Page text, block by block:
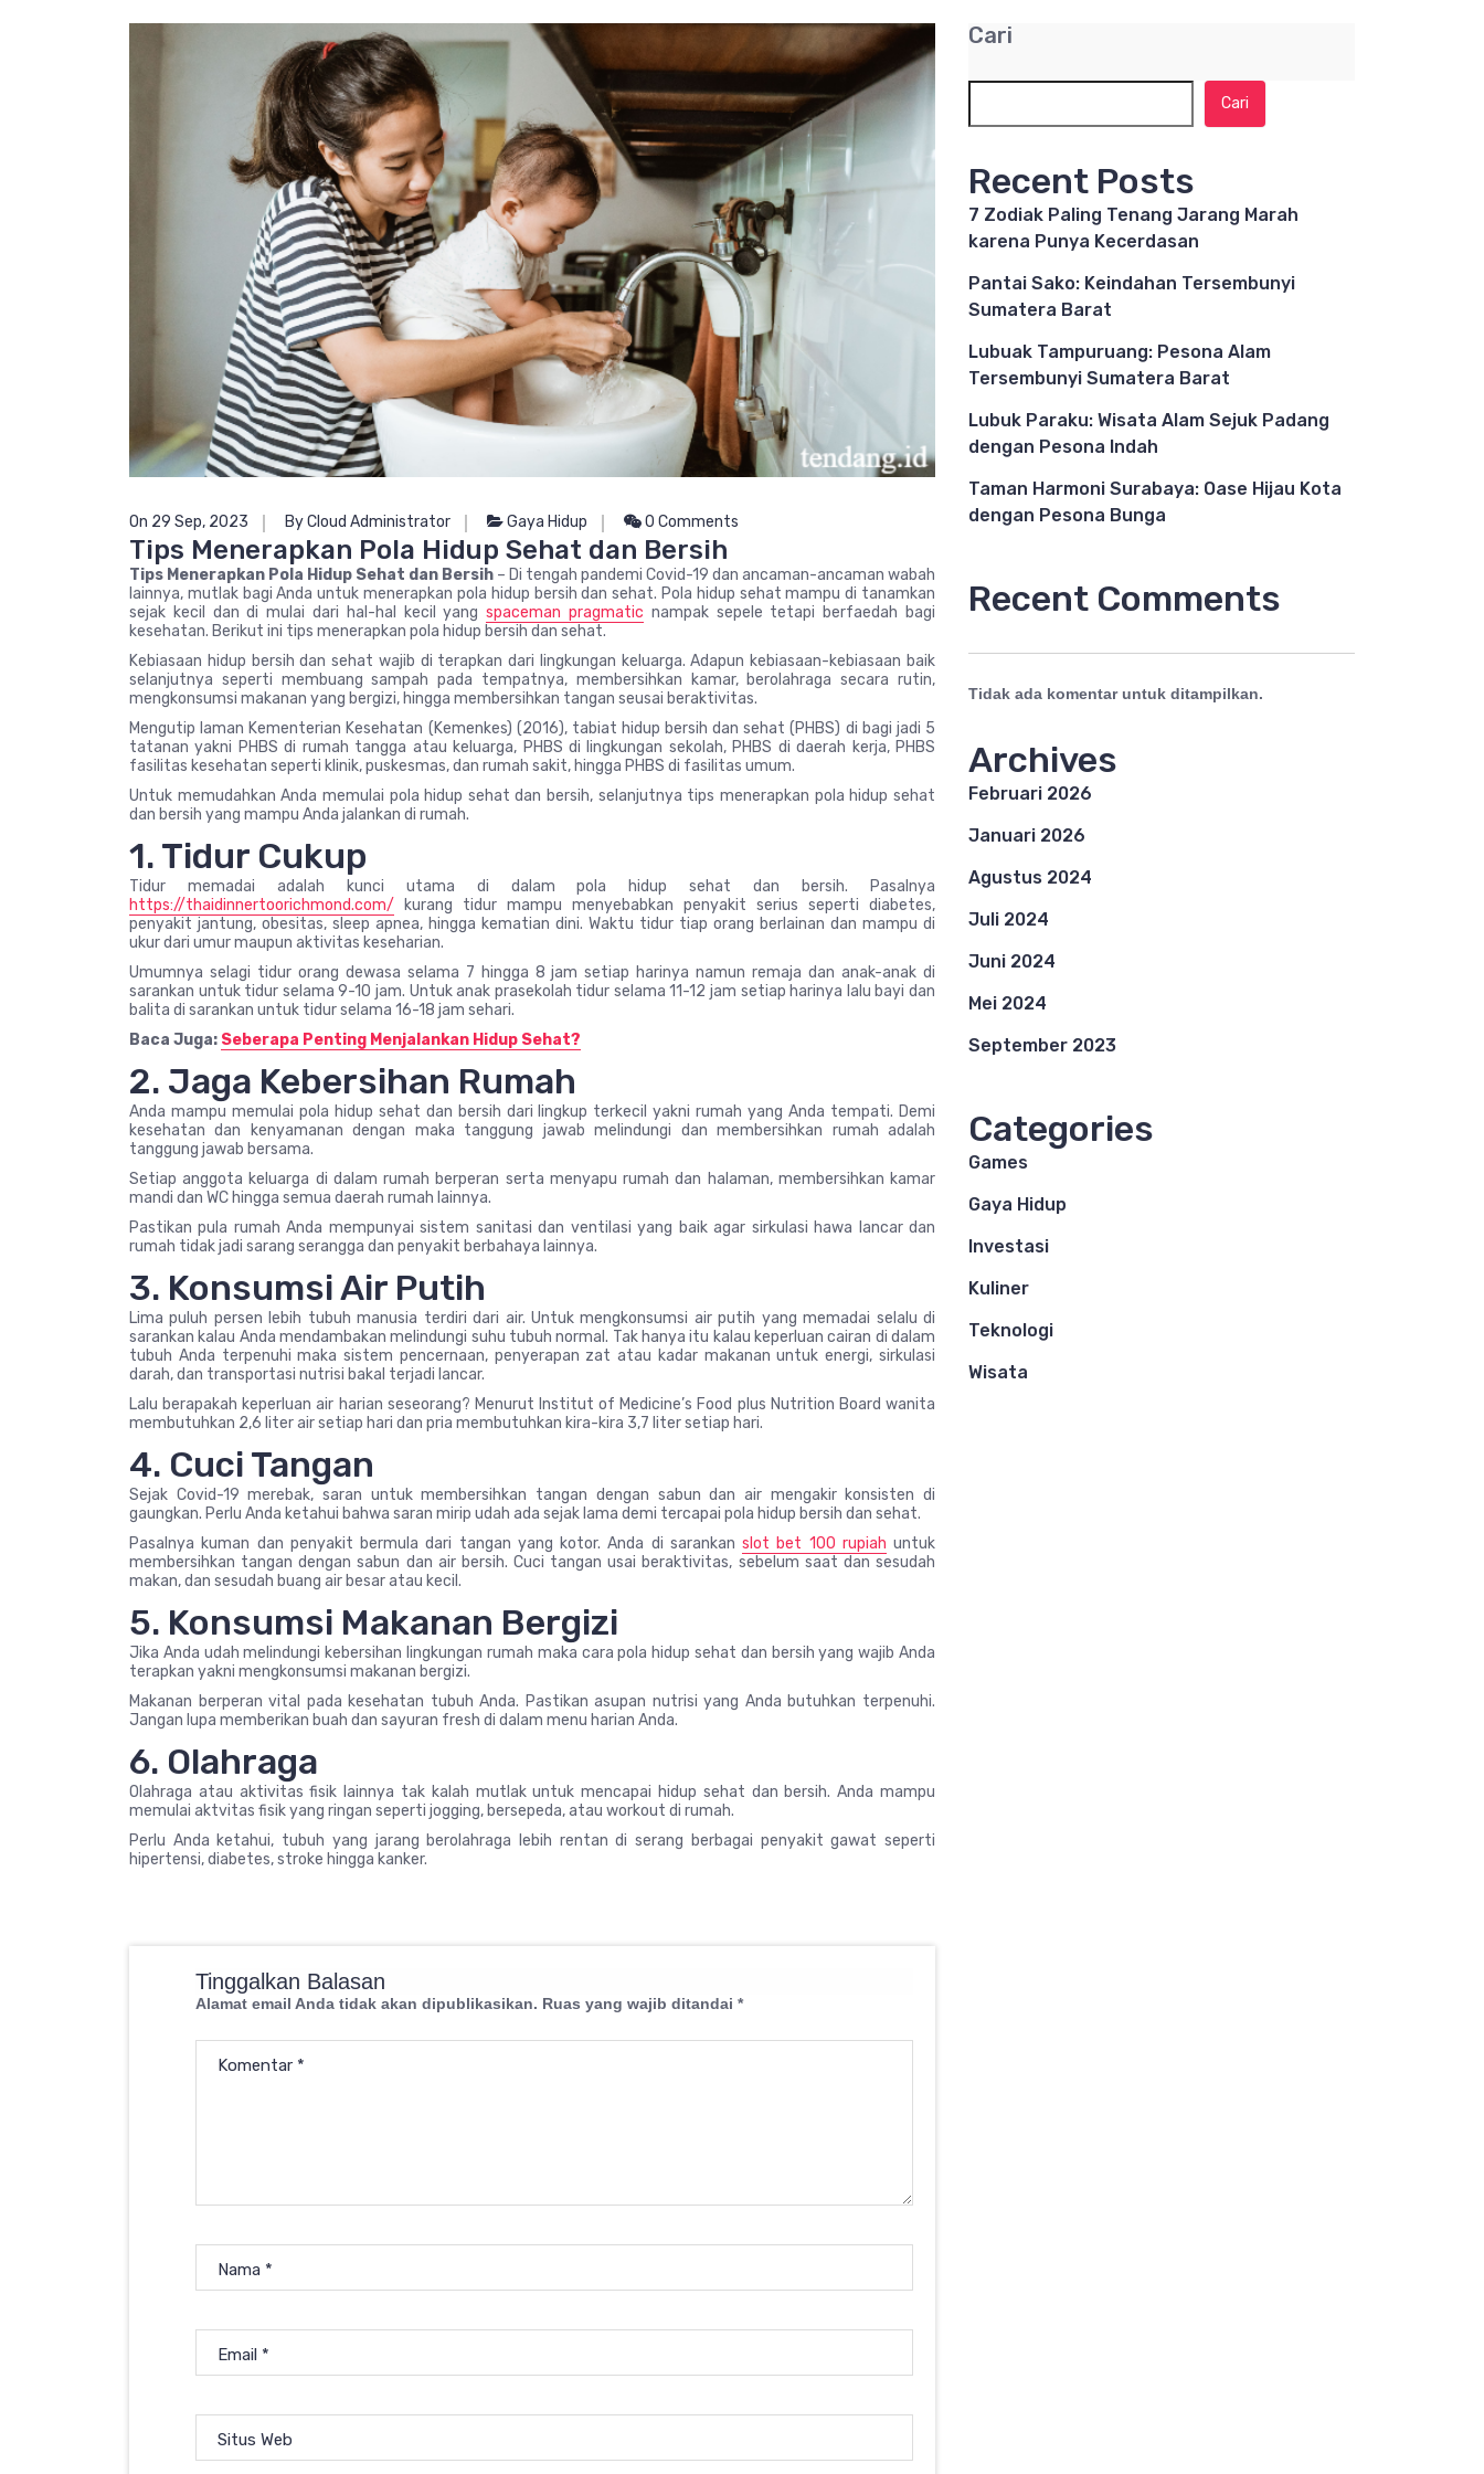
On 29 Sep, 2023 By Cloud Administrator Gaya Hidup 0 Comments
Tips Menerapkan Pola Hidup Sehat dan Bersih
Tips Menerapkan Pola Hidup Sehat dan Bersih – Di tengah pandemi Covid-19 dan ancaman-ancaman wabah
lainnya, mutlak bagi Anda untuk menerapkan pola hidup bersih dan sehat. Pola hidup sehat mampu di tanamkan
sejak kecil dan di mulai dari hal-hal kecil yangspaceman pragmatic nampak sepele tetapi berfaedah bagi
kesehatan. Berikut ini tips menerapkan pola hidup bersih dan sehat.
Kebiasaan hidup bersih dan sehat wajib di terapkan dari lingkungan keluarga. Adapun kebiasaan-kebiasaan baik
selanjutnya seperti membuang sampah pada tempatnya, membersihkan kamar, berolahraga secara rutin,
mengkonsumsi makanan yang bergizi, hingga membersihkan tangan seusai beraktivitas.
Mengutip laman Kementerian Kesehatan (Kemenkes) (2016), tabiat hidup bersih dan sehat (PHBS) di bagi jadi 5
tatanan yakni PHBS di rumah tangga atau keluarga, PHBS di lingkungan sekolah, PHBS di daerah kerja, PHBS
fasilitas kesehatan seperti klinik, puskesmas, dan rumah sakit, hingga PHBS di fasilitas umum.
Untuk memudahkan Anda memulai pola hidup sehat dan bersih, selanjutnya tips menerapkan pola hidup sehat
dan bersih yang mampu Anda jalankan di rumah.
1. Tidur Cukup
Tidur memadai adalah kunci utama di dalam pola hidup sehat dan bersih. Pasalnya
https://thaidinnertoorichmond.com/ kurang tidur mampu menyebabkan penyakit serius seperti diabetes,
penyakit jantung, obesitas, sleep apnea, hingga kematian dini. Waktu tidur tiap orang berlainan dan mampu di
ukur dari umur maupun aktivitas keseharian.
Umumnya selagi tidur orang dewasa selama 7 hingga 8 jam setiap harinya namun remaja dan anak-anak di
sarankan untuk tidur selama 9-10 jam. Untuk anak prasekolah tidur selama 11-12 jam setiap harinya lalu bayi dan
balita di sarankan untuk tidur selama 16-18 jam sehari.
Baca Juga: Seberapa Penting Menjalankan Hidup Sehat?
2. Jaga Kebersihan Rumah
Anda mampu memulai pola hidup sehat dan bersih dari lingkup terkecil yakni rumah yang Anda tempati. Demi
kesehatan dan kenyamanan dengan maka tanggung jawab melindungi dan membersihkan rumah adalah
tanggung jawab bersama.
Setiap anggota keluarga di dalam rumah berperan serta menyapu rumah dan halaman, membersihkan kamar
mandi dan WC hingga semua daerah rumah lainnya.
Pastikan pula rumah Anda mempunyai sistem sanitasi dan ventilasi yang baik agar sirkulasi hawa lancar dan
rumah tidak jadi sarang serangga dan penyakit berbahaya lainnya.
3. Konsumsi Air Putih
Lima puluh persen lebih tubuh manusia terdiri dari air. Untuk mengkonsumsi air putih yang memadai selalu di
sarankan kalau Anda mendambakan melindungi suhu tubuh normal. Tak hanya itu kalau keperluan cairan di dalam
tubuh Anda terpenuhi maka sistem pencernaan, penyerapan zat atau kadar makanan untuk energi, sirkulasi
darah, dan transportasi nutrisi bakal terjadi lancar.
Lalu berapakah keperluan air harian seseorang? Menurut Institut of Medicine’s Food plus Nutrition Board wanita
membutuhkan 2,6 liter air setiap hari dan pria membutuhkan kira-kira 3,7 liter setiap hari.
4. Cuci Tangan
Sejak Covid-19 merebak, saran untuk membersihkan tangan dengan sabun dan air mengakir konsisten di
gaungkan. Perlu Anda ketahui bahwa saran mirip udah ada sejak lama demi tercapai pola hidup bersih dan sehat.
Pasalnya kuman dan penyakit bermula dari tangan yang kotor. Anda di sarankan slot bet 100 rupiah untuk
membersihkan tangan dengan sabun dan air bersih. Cuci tangan usai beraktivitas, sebelum saat dan sesudah
makan, dan sesudah buang air besar atau kecil.
5. Konsumsi Makanan Bergizi
Jika Anda udah melindungi kebersihan lingkungan rumah maka cara pola hidup sehat dan bersih yang wajib Anda
terapkan yakni mengkonsumsi makanan bergizi.
Makanan berperan vital pada kesehatan tubuh Anda. Pastikan asupan nutrisi yang Anda butuhkan terpenuhi.
Jangan lupa memberikan buah dan sayuran fresh di dalam menu harian Anda.
6. Olahraga
Olahraga atau aktivitas fisik lainnya tak kalah mutlak untuk mencapai hidup sehat dan bersih. Anda mampu
memulai aktvitas fisik yang ringan seperti jogging, bersepeda, atau workout di rumah.
Perlu Anda ketahui, tubuh yang jarang berolahraga lebih rentan di serang berbagai penyakit gawat seperti
hipertensi, diabetes, stroke hingga kanker.
Tinggalkan Balasan
Alamat email Anda tidak akan dipublikasikan. Ruas yang wajib ditandai *
Komentar *
Nama *
Email *
Situs Web
Cari
Cari
Recent Posts
7 Zodiak Paling Tenang Jarang Marah
karena Punya Kecerdasan
Pantai Sako: Keindahan Tersembunyi
Sumatera Barat
Lubuak Tampuruang: Pesona Alam
Tersembunyi Sumatera Barat
Lubuk Paraku: Wisata Alam Sejuk Padang
dengan Pesona Indah
Taman Harmoni Surabaya: Oase Hijau Kota
dengan Pesona Bunga
Recent Comments
Tidak ada komentar untuk ditampilkan.
Archives
Februari 2026
Januari 2026
Agustus 2024
Juli 2024
Juni 2024
Mei 2024
September 2023
Categories
Games
Gaya Hidup
Investasi
Kuliner
Teknologi
Wisata